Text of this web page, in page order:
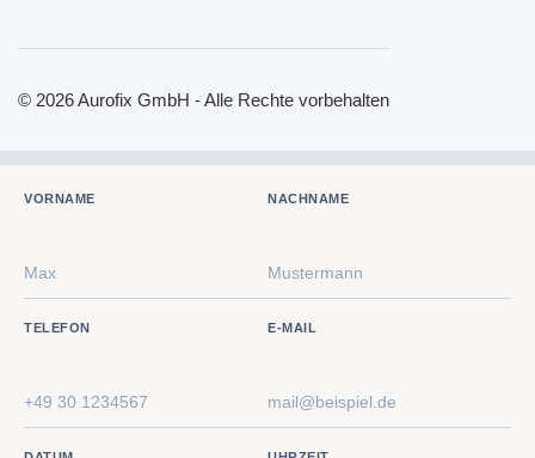
© 2026 Aurofix GmbH - Alle Rechte vorbehalten
VORNAME NACHNAME
TELEFON E-MAIL